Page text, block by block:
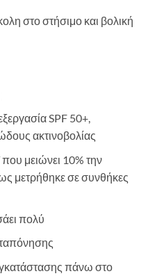
στο στήσιμο και βολική
SPF 50+,
ακτινοβολίας
μειώνει 10% την
μετρήθηκε σε συνθήκες
πολύ
πάνω στο